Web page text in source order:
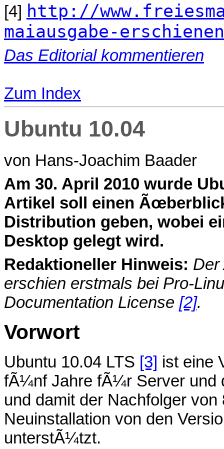
[4] http://
maiausgabe-
Das Editorial kommentieren
Zum Index
Ubuntu 10.04
von Hans-Joachim Baader
Am 30. April 2010 wurde
Artikel soll einen
Distribution geben, wobei
Desktop gelegt wird.
Redaktioneller Hinweis:
erschien erstmals bei Pro-
Documentation License [2].
Vorwort
Ubuntu 10.04 LTS [3] ist eine
fÃ¼nf Jahre fÃ¼r Server und
und damit der Nachfolger
Neuinstallation von den
unterstÃ¼tzt.